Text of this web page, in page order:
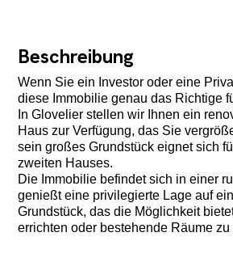
Beschreibung
Wenn Sie ein Investor oder eine
diese Immobilie genau das Richtige
In Glovelier stellen wir Ihnen ein
Haus zur Verfügung, das Sie
sein großes Grundstück eignet sich
zweiten Hauses.
Die Immobilie befindet sich in einer
genießt eine privilegierte Lage auf
Grundstück, das die Möglichkeit
errichten oder bestehende Räume